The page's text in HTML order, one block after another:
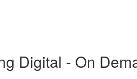
Digital - On